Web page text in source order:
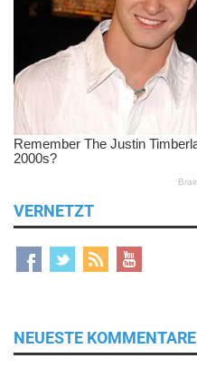
VERNETZT
NEUESTE KOMMENTARE